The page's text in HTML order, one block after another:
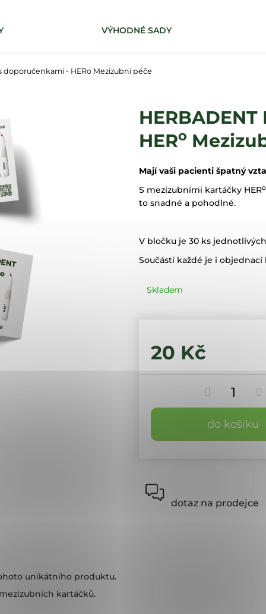
VÝHODNÉ SADY
doporučenkami - HERo Mezizubní péče
HERo
Mají vaši pacienti špatný
S mezizubními kartáčky HERo
to snadné a pohodlné.
V bločku je 30 ks
Součástí každé je i objednací
Skladem
20 Kč
do košíku
dotaz na prodejce
unikátního produktu.
kartáčků.
Co potřebujete najít?